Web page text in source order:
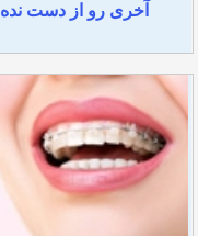
آخری رو از دست نده